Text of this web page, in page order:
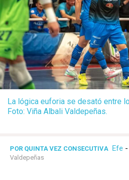
La lógica euforia se desató entre
Foto: Viña Albali Valdepeñas.
POR QUINTA VEZ CONSECUTIVA Efe -
Valdepeñas